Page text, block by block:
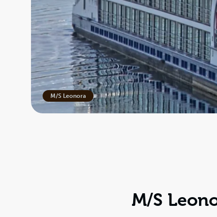
M/S Leonora
M/S